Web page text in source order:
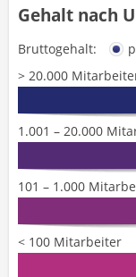
Gehalt nach
Bruttogehalt:
> 20.000
1.001 – 20.000
101 – 1.000
< 100 Mitarbeiter